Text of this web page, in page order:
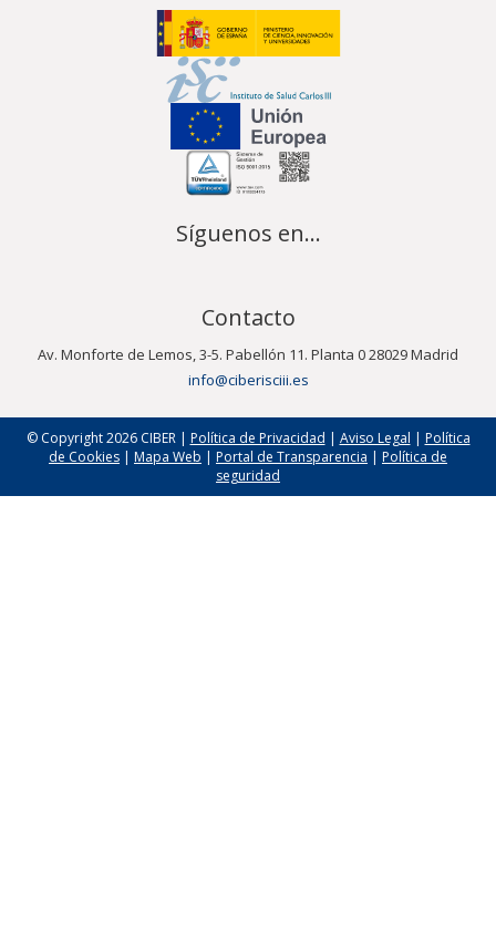
Síguenos en...
Contacto
Av. Monforte de Lemos, 3-5. Pabellón 11. Planta 0 28029 Madrid
info@ciberisciii.es
© Copyright 2026 CIBER | Política de Privacidad | Aviso Legal | Política
de Cookies | Mapa Web | Portal de Transparencia | Política de
seguridad